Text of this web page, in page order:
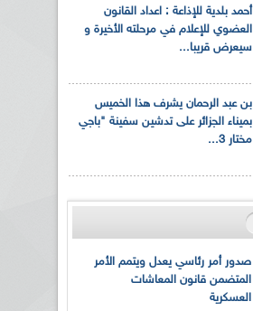
أحمد بلدية للإذاعة : اعداد القانون
العضوي للإعلام في مرحلته الأخيرة و
سيعرض قريبا...
بن عبد الرحمان يشرف هذا الخميس
بميناء الجزائر على تدشين سفينة "باجي
مختار 3...
صدور أمر رئاسي يعدل ويتمم الأمر
المتضمن قانون المعاشات
العسكرية